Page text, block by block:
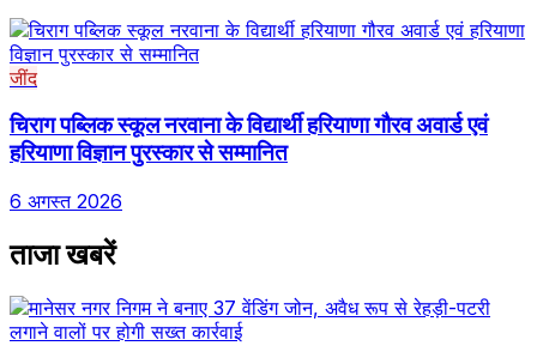
जींद
चिराग पब्लिक स्कूल नरवाना के विद्यार्थी हरियाणा गौरव अवार्ड एवं
हरियाणा विज्ञान पुरस्कार से सम्मानित
6 अगस्त 2026
ताजा खबरें